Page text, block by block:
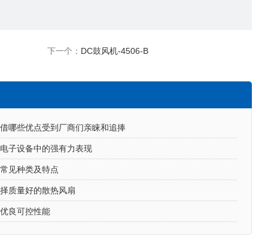
下一个： DC鼓风机-4506-B
哪些优点受到厂商们亲睐和追捧
子设备中的强有力表现
见种类及特点
质量好的散热风扇
良可控性能